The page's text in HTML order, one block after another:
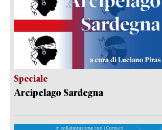
Speciale
Arcipelago Sardegna